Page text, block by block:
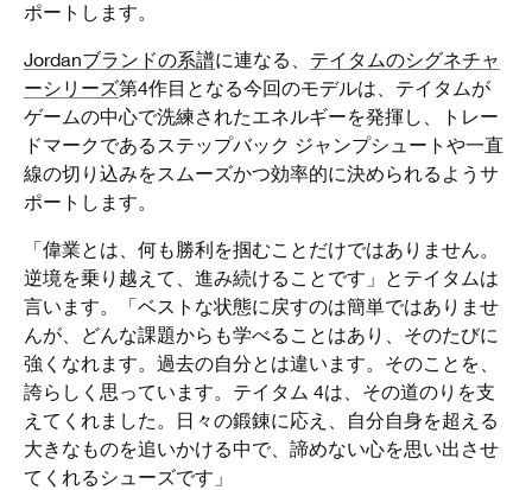
ポートします。
Jordanブランドの系譜に連なる、 テイタムのシグネチャ
ーシリーズ第4作目となる今回のモデルは、テイタムが
ゲームの中心で洗練されたエネルギーを発揮し、トレー
ドマークであるステップバック ジャンプシュートや一直
線の切り込みをスムーズかつ効率的に決められるようサ
ポートします。
「偉業とは、何も勝利を掴むことだけではありません。
逆境を乗り越えて、進み続けることです」とテイタムは
言います。「ベストな状態に戻すのは簡単ではありませ
んが、どんな課題からも学べることはあり、そのたびに
強くなれます。過去の自分とは違います。そのことを、
誇らしく思っています。テイタム 4は、その道のりを支
えてくれました。日々の鍛錬に応え、自分自身を超える
大きなものを追いかける中で、諦めない心を思い出させ
てくれるシューズです」